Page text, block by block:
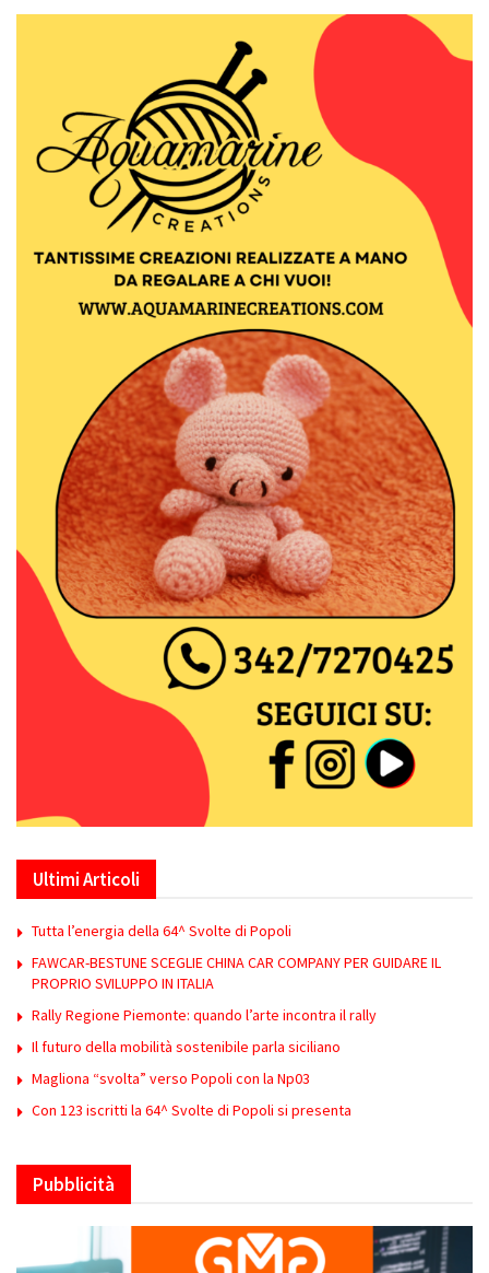
Ultimi Articoli
Tutta l’energia della 64^ Svolte di Popoli
FAWCAR-BESTUNE SCEGLIE CHINA CAR COMPANY PER GUIDARE IL
PROPRIO SVILUPPO IN ITALIA
Rally Regione Piemonte: quando l’arte incontra il rally
Il futuro della mobilità sostenibile parla siciliano
Magliona “svolta” verso Popoli con la Np03
Con 123 iscritti la 64^ Svolte di Popoli si presenta
Pubblicità